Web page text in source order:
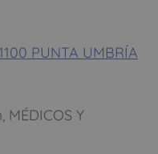
PUNTA UMBRÍA
MÉDICOS Y